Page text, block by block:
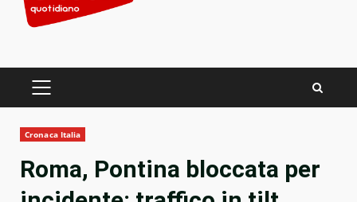
PRIMARY
Cronaca Italia
Roma, Pontina bloccata per